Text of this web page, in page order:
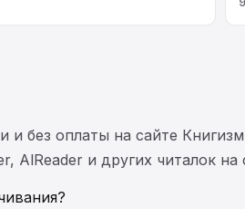
без оплаты на сайте
и других читалок